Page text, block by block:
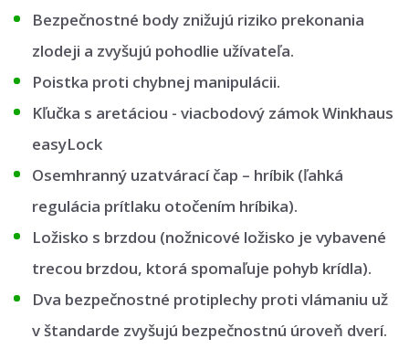
Bezpečnostné body znižujú riziko prekonania
zlodeji a zvyšujú pohodlie užívateľa.
Poistka proti chybnej manipulácii.
Kľučka s aretáciou - viacbodový zámok Winkhaus
easyLock
Osemhranný uzatvárací čap – hríbik (ľahká
regulácia prítlaku otočením hríbika).
Ložisko s brzdou (nožnicové ložisko je vybavené
trecou brzdou, ktorá spomaľuje pohyb krídla).
Dva bezpečnostné protiplechy proti vlámaniu už
v štandarde zvyšujú bezpečnostnú úroveň dverí.